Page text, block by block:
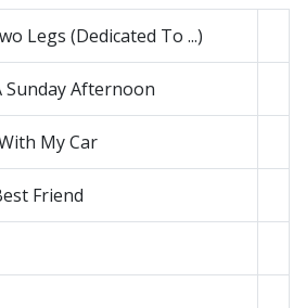
Legs (Dedicated To ...)
Sunday Afternoon
My Car
Friend